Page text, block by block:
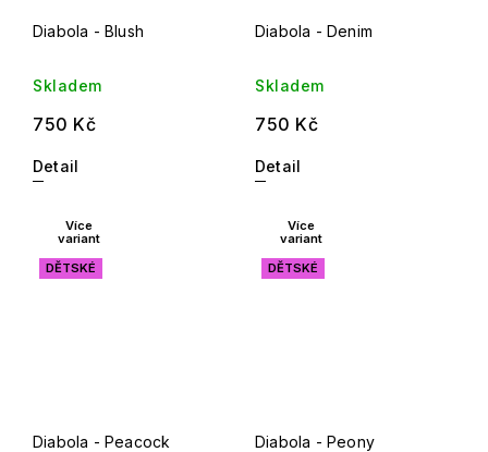
Diabola - Blush
Skladem
750 Kč
Detail
Diabola - Denim
Skladem
750 Kč
Detail
Více
variant
DĚTSKÉ
Diabola - Peacock
Více
variant
DĚTSKÉ
Diabola - Peony